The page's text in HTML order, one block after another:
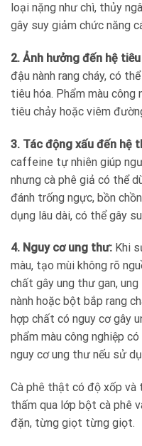
loại nặng như chì, thủy
gây suy giảm chức năng
2. Ảnh hưởng đến hệ
đậu nành rang cháy, có
tiêu hóa. Phẩm màu
tiêu chảy hoặc viêm
3. Tác động xấu đến hệ
caffeine tự nhiên giúp
nhưng cà phê giả có thể
đánh trống ngực, bồn
dụng lâu dài, có thể gây
4. Nguy cơ ung thư: Khi
màu, tạo mùi không rõ
chất gây ung thư gan,
nành hoặc bột bắp rang
hợp chất có nguy cơ gây
phẩm màu công nghiệp
nguy cơ ung thư nếu sử
Cà phê thật có độ xốp và
thấm qua lớp bột cà phê
đặn, từng giọt từng giọt.